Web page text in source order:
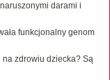
darami i
funkcjonalny genom
na zdrowiu dziecka? Są